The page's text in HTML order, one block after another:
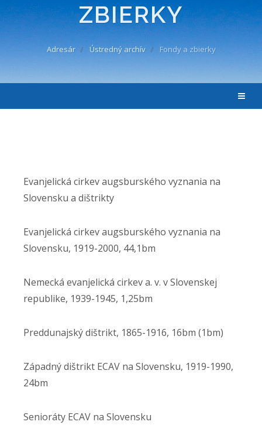
ZBIERKY
Adresár Ústredný archív Fondy a zbierky
Evanjelická cirkev augsburského vyznania na
Slovensku a dištrikty
Evanjelická cirkev augsburského vyznania na
Slovensku, 1919-2000, 44,1bm
Nemecká evanjelická cirkev a. v. v Slovenskej
republike, 1939-1945, 1,25bm
Preddunajský dištrikt, 1865-1916, 16bm (1bm)
Západný dištrikt ECAV na Slovensku, 1919-1990,
24bm
Senioráty ECAV na Slovensku